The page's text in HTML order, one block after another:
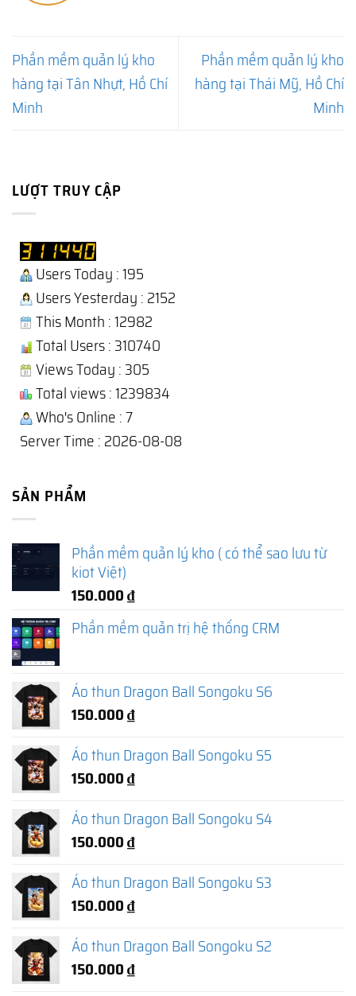
Phần mềm quản lý kho
hàng tại Tân Nhựt, Hồ Chí
Minh
Phần mềm quản lý kho
hàng tại Thái Mỹ, Hồ Chí
Minh
LƯỢT TRUY CẬP
Users Today : 195
Users Yesterday : 2152
This Month : 12982
Total Users : 310740
Views Today : 305
Total views : 1239834
Who's Online : 7
Server Time : 2026-08-08
SẢN PHẨM
Phần mềm quản lý kho ( có thể sao lưu từ
kiot Việt)
150.000₫
Phần mềm quản trị hệ thống CRM
Áo thun Dragon Ball Songoku S6
150.000₫
Áo thun Dragon Ball Songoku S5
150.000₫
Áo thun Dragon Ball Songoku S4
150.000₫
Áo thun Dragon Ball Songoku S3
150.000₫
Áo thun Dragon Ball Songoku S2
150.000₫